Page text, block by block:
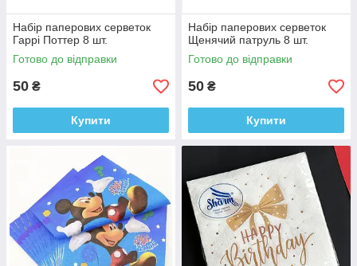
Набір паперових серветок
Гаррі Поттер 8 шт.
Готово до відправки
50 ₴
Купити
Набір паперових серветок
Щенячий патруль 8 шт.
Готово до відправки
50 ₴
Купити